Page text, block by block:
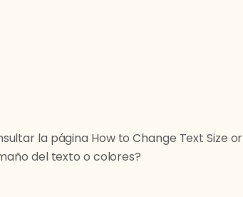
la página How to Change Text Size or
del texto o colores?